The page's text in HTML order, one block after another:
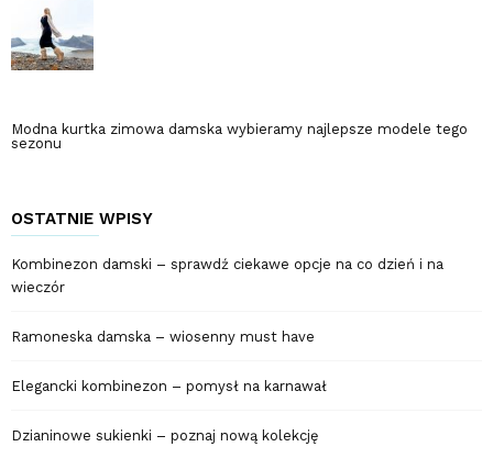
Modna kurtka zimowa damska wybieramy najlepsze modele tego
sezonu
OSTATNIE WPISY
Kombinezon damski – sprawdź ciekawe opcje na co dzień i na
wieczór
Ramoneska damska – wiosenny must have
Elegancki kombinezon – pomysł na karnawał
Dzianinowe sukienki – poznaj nową kolekcję